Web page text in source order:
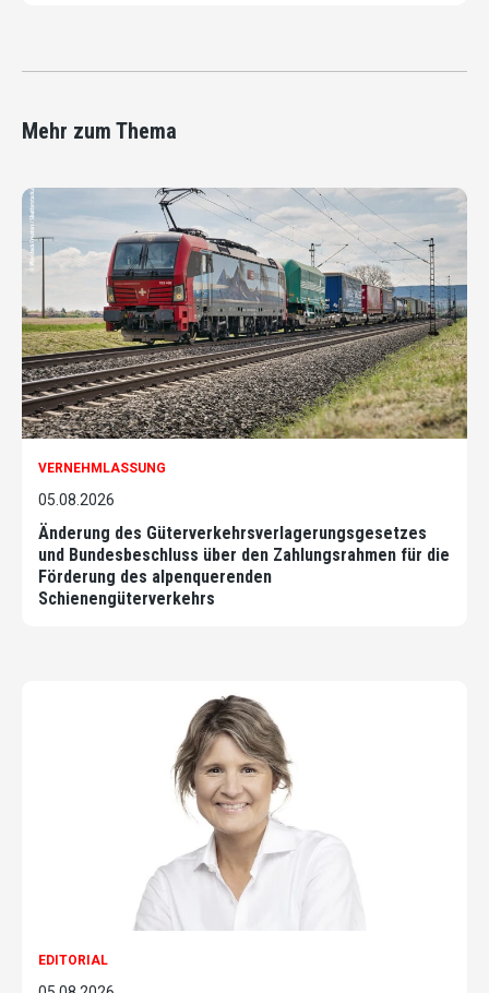
Mehr zum Thema
VERNEHMLASSUNG
05.08.2026
Änderung des Güterverkehrsverlagerungsgesetzes
und Bundesbeschluss über den Zahlungsrahmen für die
Förderung des alpenquerenden
Schienengüterverkehrs
EDITORIAL